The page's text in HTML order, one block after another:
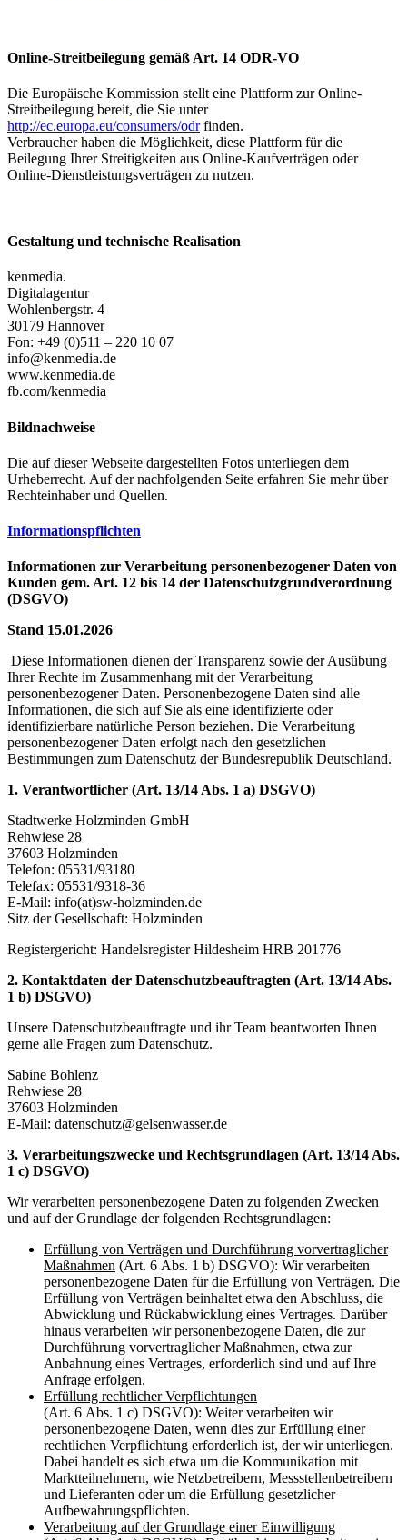
Online-Streitbeilegung gemäß Art. 14 ODR-VO
Die Europäische Kommission stellt eine Plattform zur Online-
Streitbeilegung bereit, die Sie unter
http://ec.europa.eu/consumers/odrfinden.
Verbraucher haben die Möglichkeit, diese Plattform für die
Beilegung Ihrer Streitigkeiten aus Online-Kaufverträgen oder
Online-Dienstleistungsverträgen zu nutzen.
Gestaltung und technische Realisation
kenmedia.
Digitalagentur
Wohlenbergstr. 4
30179 Hannover
Fon: +49 (0)511 – 220 10 07
info@kenmedia.de
www.kenmedia.de
fb.com/kenmedia
Bildnachweise
Die auf dieser Webseite dargestellten Fotos unterliegen dem
Urheberrecht. Auf der nachfolgenden Seite erfahren Sie mehr über
Rechteinhaber und Quellen.
Informationspflichten
Informationen zur Verarbeitung personenbezogener Daten von
Kunden gem. Art. 12 bis 14 der Datenschutzgrundverordnung
(DSGVO)
Stand 15.01.2026
Diese Informationen dienen der Transparenz sowie der Ausübung
Ihrer Rechte im Zusammenhang mit der Verarbeitung
personenbezogener Daten. Personenbezogene Daten sind alle
Informationen, die sich auf Sie als eine identifizierte oder
identifizierbare natürliche Person beziehen. Die Verarbeitung
personenbezogener Daten erfolgt nach den gesetzlichen
Bestimmungen zum Datenschutz der Bundesrepublik Deutschland.
1. Verantwortlicher (Art. 13/14 Abs. 1 a) DSGVO)
Stadtwerke Holzminden GmbH
Rehwiese 28
37603 Holzminden
Telefon: 05531/93180
Telefax: 05531/9318-36
E-Mail: info(at)sw-holzminden.de
Sitz der Gesellschaft: Holzminden
Registergericht: Handelsregister Hildesheim HRB 201776
2. Kontaktdaten der Datenschutzbeauftragten (Art. 13/14 Abs.
1 b) DSGVO)
Unsere Datenschutzbeauftragte und ihr Team beantworten Ihnen
gerne alle Fragen zum Datenschutz.
Sabine Bohlenz
Rehwiese 28
37603 Holzminden
E-Mail: datenschutz@gelsenwasser.de
3. Verarbeitungszwecke und Rechtsgrundlagen (Art. 13/14 Abs.
1 c) DSGVO)
Wir verarbeiten personenbezogene Daten zu folgenden Zwecken
und auf der Grundlage der folgenden Rechtsgrundlagen:
Erfüllung von Verträgen und Durchführung vorvertraglicher
Maßnahmen (Art. 6 Abs. 1 b) DSGVO): Wir verarbeiten
personenbezogene Daten für die Erfüllung von Verträgen. Die
Erfüllung von Verträgen beinhaltet etwa den Abschluss, die
Abwicklung und Rückabwicklung eines Vertrages. Darüber
hinaus verarbeiten wir personenbezogene Daten, die zur
Durchführung vorvertraglicher Maßnahmen, etwa zur
Anbahnung eines Vertrages, erforderlich sind und auf Ihre
Anfrage erfolgen.
Erfüllung rechtlicher Verpflichtungen
(Art. 6 Abs. 1 c) DSGVO): Weiter verarbeiten wir
personenbezogene Daten, wenn dies zur Erfüllung einer
rechtlichen Verpflichtung erforderlich ist, der wir unterliegen.
Dabei handelt es sich etwa um die Kommunikation mit
Marktteilnehmern, wie Netzbetreibern, Messstellenbetreibern
und Lieferanten oder um die Erfüllung gesetzlicher
Aufbewahrungspflichten.
Verarbeitung auf der Grundlage einer Einwilligung